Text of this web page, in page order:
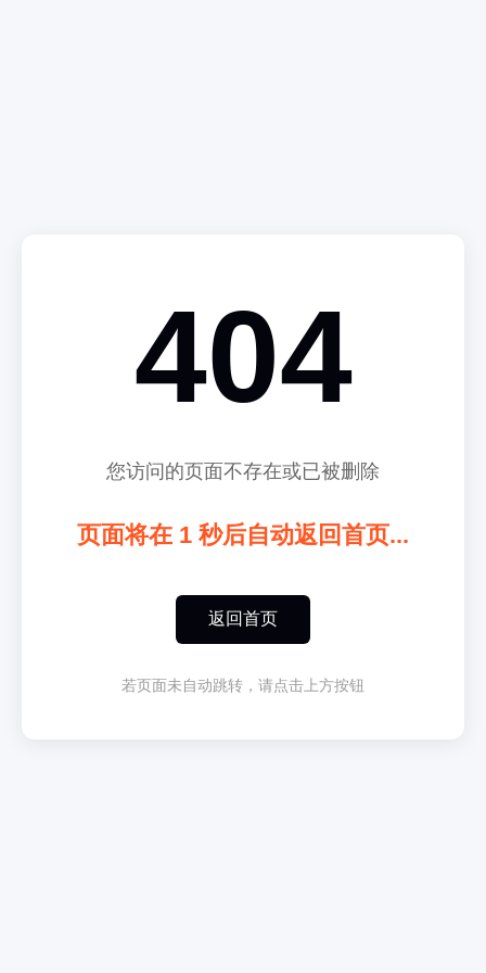
404
您访问的页面不存在或已被删除
页面将在 1 秒后自动返回首页...
返回首页
若页面未自动跳转，请点击上方按钮